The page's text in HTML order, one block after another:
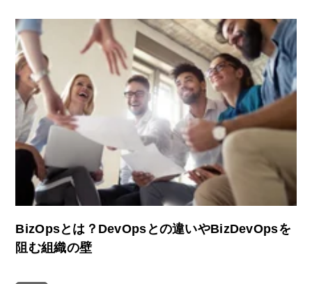
BizOpsとは？DevOpsとの違いやBizDevOpsを
阻む組織の壁